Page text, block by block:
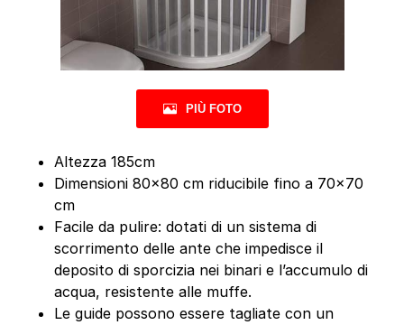
PIÙ FOTO
Altezza 185cm
Dimensioni 80×80 cm riducibile fino a 70×70
cm
Facile da pulire: dotati di un sistema di
scorrimento delle ante che impedisce il
deposito di sporcizia nei binari e l’accumulo di
acqua, resistente alle muffe.
Le guide possono essere tagliate con un